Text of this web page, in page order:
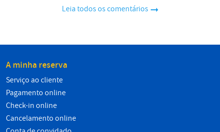
Leia todos os comentários
A minha reserva
Serviço ao cliente
Pagamento online
Check-in online
Cancelamento online